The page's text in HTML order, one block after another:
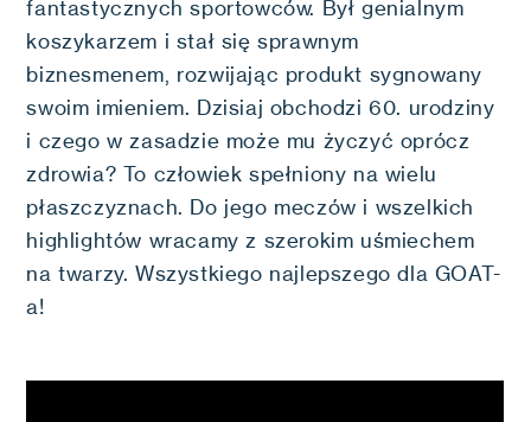
fantastycznych sportowców. Był genialnym
koszykarzem i stał się sprawnym
biznesmenem, rozwijając produkt sygnowany
swoim imieniem. Dzisiaj obchodzi 60. urodziny
i czego w zasadzie może mu życzyć oprócz
zdrowia? To człowiek spełniony na wielu
płaszczyznach. Do jego meczów i wszelkich
highlightów wracamy z szerokim uśmiechem
na twarzy. Wszystkiego najlepszego dla GOAT-
a!